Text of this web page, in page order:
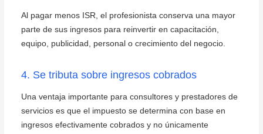
Al pagar menos ISR, el profesionista conserva una mayor
parte de sus ingresos para reinvertir en capacitación,
equipo, publicidad, personal o crecimiento del negocio.
4. Se tributa sobre ingresos cobrados
Una ventaja importante para consultores y prestadores de
servicios es que el impuesto se determina con base en
ingresos efectivamente cobrados y no únicamente